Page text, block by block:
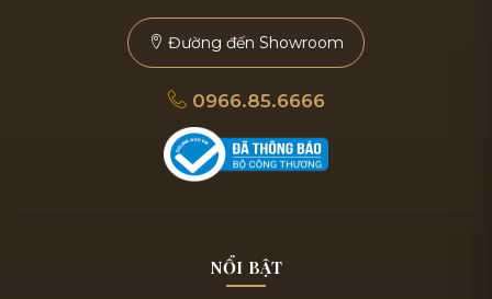
Đường đến Showroom
0966.85.6666
NỔI BẬT